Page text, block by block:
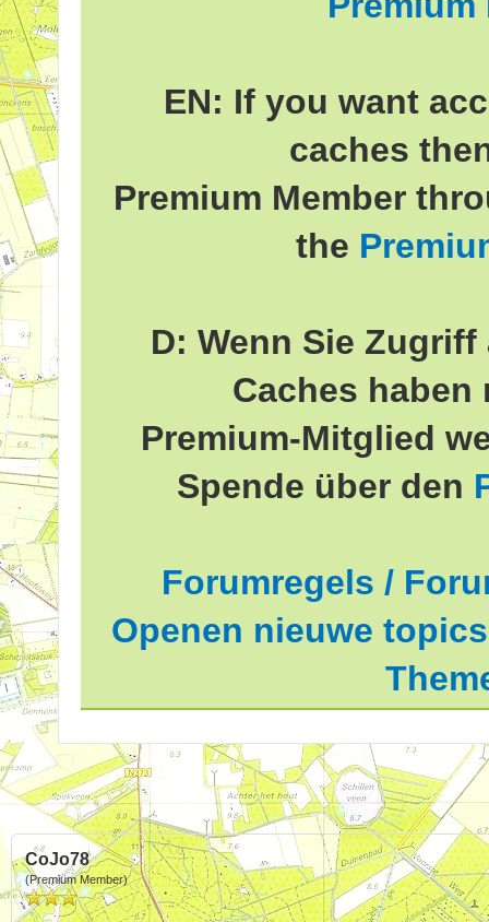
EN: If you want
caches
Premium Member
the
D: Wenn Sie
Caches haben
Premium-Mitglied
Spende über den
Forumregels /
Openen nieuwe
CoJo78
(Premium Member)